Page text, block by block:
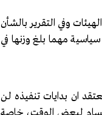
وفي التقرير بالشأن
مهما بلغ وزنها في
ان بدايات تنفيذه لن